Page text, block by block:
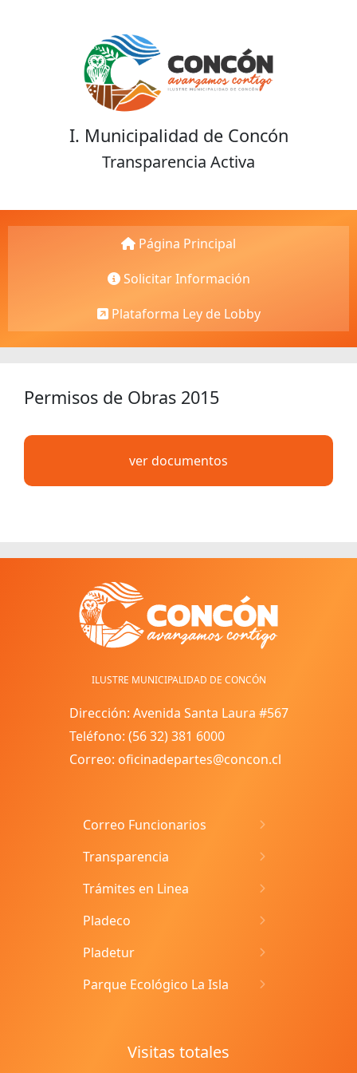
I. Municipalidad de Concón
Transparencia Activa
Página Principal
Solicitar Información
Plataforma Ley de Lobby
Permisos de Obras 2015
ver documentos
ILUSTRE MUNICIPALIDAD DE CONCÓN
Dirección: Avenida Santa Laura #567
Teléfono: (56 32) 381 6000
Correo: oficinadepartes@concon.cl
Correo Funcionarios
Transparencia
Trámites en Linea
Pladeco
Pladetur
Parque Ecológico La Isla
Visitas totales